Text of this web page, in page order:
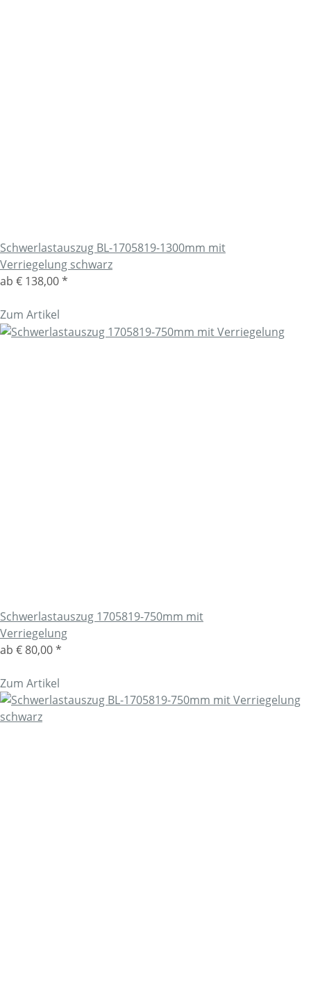
Schwerlastauszug BL-1705819-1300mm mit
Verriegelung schwarz
ab € 138,00*
Zum Artikel
Schwerlastauszug 1705819-750mm mit
Verriegelung
ab € 80,00*
Zum Artikel